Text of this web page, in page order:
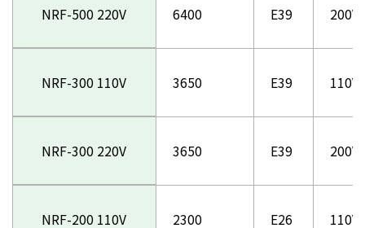
NRF-500 220V 6400 E39 200V
NRF-300 110V 3650 E39 110V
NRF-300 220V 3650 E39 200V
NRF-200 110V 2300 E26 110V